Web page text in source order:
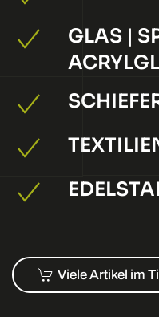
GLAS |
Viele Artikel im